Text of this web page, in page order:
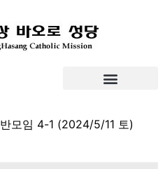
반모임 4-1 (2024/5/11 토)